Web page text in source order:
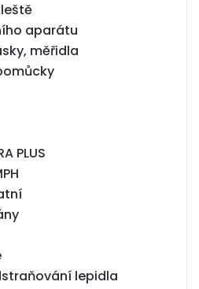
aparátu
měřidla
PLUS
lepidla